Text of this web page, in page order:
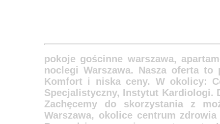
pokoje gościnne warszawa,
noclegi Warszawa. Nasza oferta
Komfort i niska ceny. W okolicy:
Specjalistyczny, Instytut Kardiologi.
Zachęcemy do skorzystania z
Warszawa, okolice centrum